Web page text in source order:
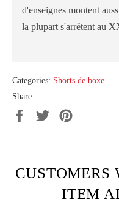
d'enseignes montent
la plupart s'arrêtent au
Categories: Shorts de boxe
Share
Share
Tweet
CUSTOMERS
ITEM